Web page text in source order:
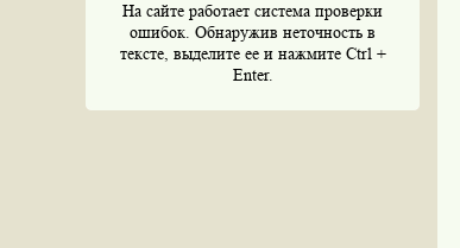
На сайте работает система проверки
ошибок. Обнаружив неточность в
тексте, выделите ее и нажмите Ctrl +
Enter.